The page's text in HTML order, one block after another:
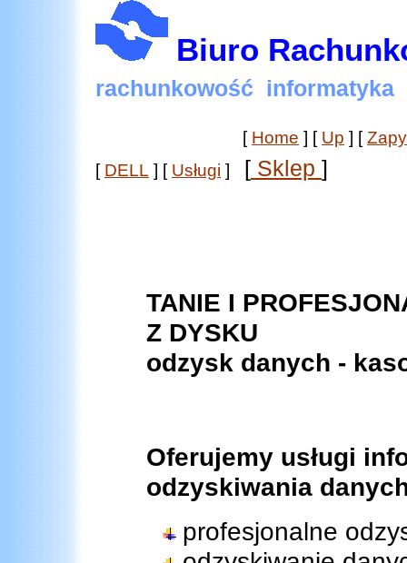
Biuro
rachunkowość
[ Home ] [ Up ] [
[ DELL ] [ Usługi ] [ Sklep ]
TANIE I
Z DYSKU
odzysk danych -
Oferujemy usługi
odzyskiwania
profesjonalne